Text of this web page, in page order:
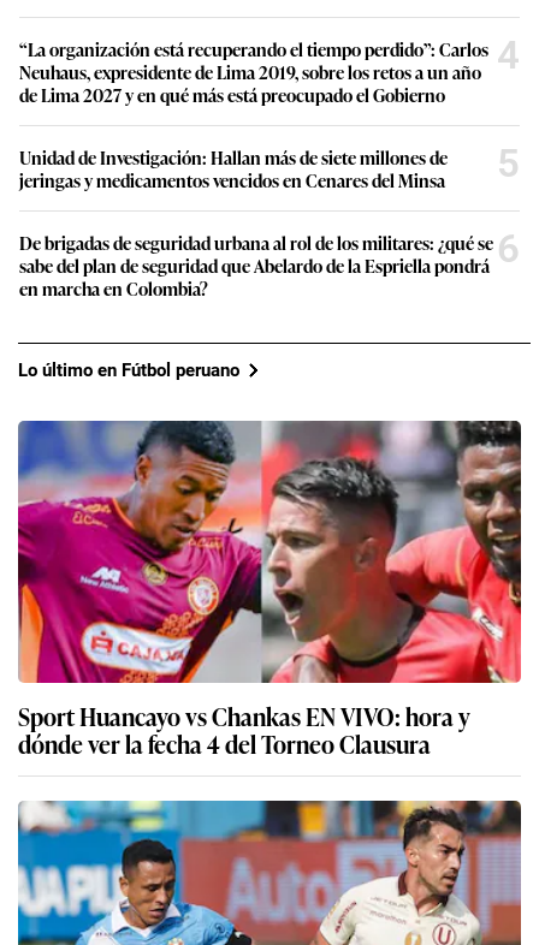
“La organización está recuperando el tiempo perdido”: Carlos
Neuhaus, expresidente de Lima 2019, sobre los retos a un año
de Lima 2027 y en qué más está preocupado el Gobierno
4
Unidad de Investigación: Hallan más de siete millones de
jeringas y medicamentos vencidos en Cenares del Minsa
5
De brigadas de seguridad urbana al rol de los militares: ¿qué se
sabe del plan de seguridad que Abelardo de la Espriella pondrá
en marcha en Colombia?
6
Lo último en Fútbol peruano
Sport Huancayo vs Chankas EN VIVO: hora y
dónde ver la fecha 4 del Torneo Clausura